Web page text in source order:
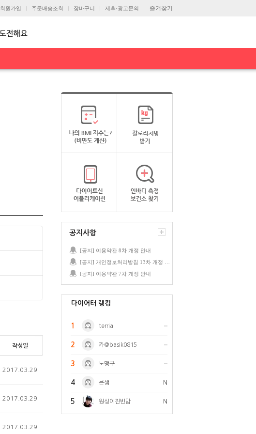
즐겨찾기
회원가입 주문배송조회 장바구니 제휴·광고문의
작성일
2017.03.29
2017.03.29
2017.03.29
공지사항
[공지] 이용약관 8차 개정 안내
[공지] 이용약관 7차 개정 안내
다이어터 랭킹
1 terria
2 카@basik0815
3 노맹구
4 큰샘 N
5 원싱이진빈맘 N